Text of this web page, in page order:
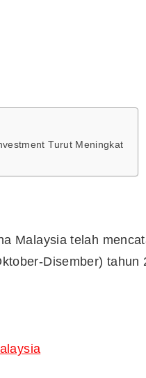
Turut Meningkat
Malaysia telah
Disember) tahun